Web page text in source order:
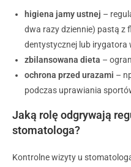
higiena jamy ustnej –
dwa razy dziennie) pastą z
dentystycznej lub irygatora
zbilansowana dieta –
ochrona przed urazami –
podczas uprawiania
Jaką rolę odgrywają
stomatologa?
Kontrolne wizyty u